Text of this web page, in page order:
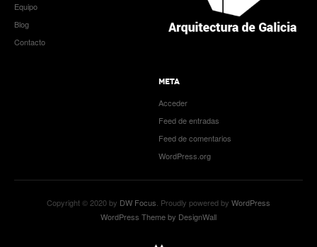
Equipo
Blog
Contacto
META
Acceder
Feed de entradas
Feed de comentarios
WordPress.org
Copyright © 2020 by DW Focus . Proudly powered by WordPress
WordPress Theme by DesignWall